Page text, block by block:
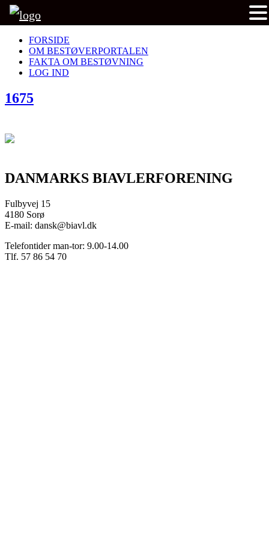
FORSIDE
OM BESTØVERPORTALEN
FAKTA OM BESTØVNING
LOG IND
1675
DANMARKS BIAVLERFORENING
Fulbyvej 15
4180 Sorø
E-mail: dansk@biavl.dk
Telefontider man-tor: 9.00-14.00
Tlf. 57 86 54 70